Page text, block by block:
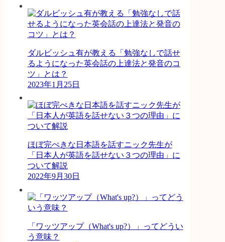
ダルビッシュ有が教える「勉強なしで話せ
るようになった英会話の上達法と発音のコ
ツ」とは？
2023年1月25日
ほぼ完ぺきな日本語を話すニック先生が
「日本人が英語を話せない３つの理由」に
ついて解説
2022年9月30日
「ワッツアップ（What's up?）」ってどうい
う意味？